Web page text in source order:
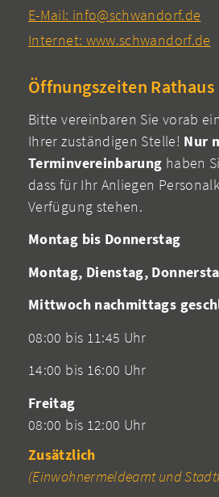
E-Mail: info@schwandorf.de
Internet: www.schwandorf.de
Öffnungszeiten Rathaus
Bitte vereinbaren Sie vorab
Ihrer zuständigen Stelle! Nur
Terminvereinbarung haben
dass für Ihr Anliegen
Verfügung stehen.
Montag bis Donnerstag
Montag, Dienstag,
Mittwoch nachmittags
08:00 bis 11:45 Uhr
14:00 bis 16:00 Uhr
Freitag
08:00 bis 12:00 Uhr
Zusätzlich
(Einwohnermeldeamt und